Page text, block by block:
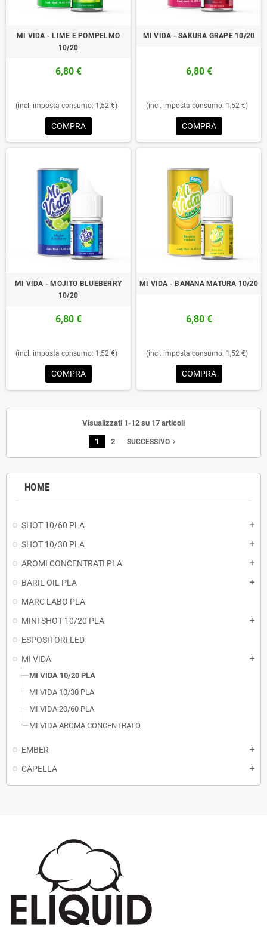
HOME
SHOT 10/60 PLA add
SHOT 10/30 PLA add
AROMI CONCENTRATI PLA add
BARIL OIL PLA add
MARC LABO PLA
MINI SHOT 10/20 PLA
add
ESPOSITORI LED
MI VIDA
add
MI VIDA 10/20 PLA
MI VIDA 10/30 PLA
MI VIDA 20/60 PLA
MI VIDA AROMA CONCENTRATO
EMBER add
CAPELLA add
MI VIDA - LIME E POMPELMO
10/20
6,80 €
(incl. imposta consumo: 1,52 €)
COMPRA
MI VIDA - SAKURA GRAPE 10/20
6,80 €
(incl. imposta consumo: 1,52 €)
COMPRA
MI VIDA - MOJITO BLUEBERRY
10/20
6,80 €
(incl. imposta consumo: 1,52 €)
COMPRA
MI VIDA - BANANA MATURA 10/20
6,80 €
(incl. imposta consumo: 1,52 €)
COMPRA
Visualizzati 1-12 su 17 articoli
1 2 SUCCESSIVO navigate_next